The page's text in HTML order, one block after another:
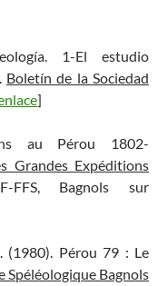
1-El estudio
Boletín de la Sociedad
]
au Pérou 1802-
Grandes Expéditions
FFS, Bagnols sur
(1980). Pérou 79 : Le
Spéléologique Bagnols